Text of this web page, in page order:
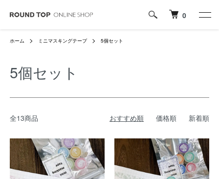
0
ホーム ミニマスキングテープ 5個セット
5個セット
全13商品 おすすめ順 価格順 新着順